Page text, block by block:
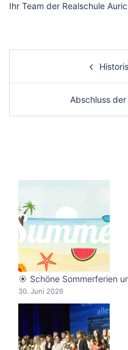
Ihr Team der Realschule
Abschluss
☀️ Schöne Sommerferien
30. Juni 2026